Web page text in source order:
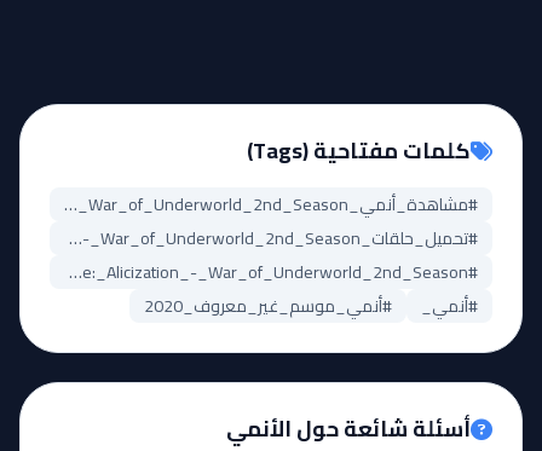
كلمات مفتاحية (Tags)
#مشاهدة_أنمي_Sword_Art_Online:_Alicization_-_War_of_Underworld_2nd_Season
#تحميل_حلقات_Sword_Art_Online:_Alicization_-_War_of_Underworld_2nd_Season
#Sword_Art_Online:_Alicization_-_War_of_Underworld_2nd_Season_مترجم
#أنمي_
#أنمي_موسم_غير_معروف_2020
أسئلة شائعة حول الأنمي